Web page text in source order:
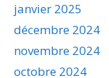
janvier 2025
décembre 2024
novembre 2024
octobre 2024